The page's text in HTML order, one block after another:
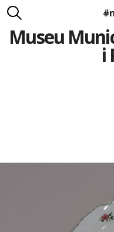
Carlota Royo
Museu
i